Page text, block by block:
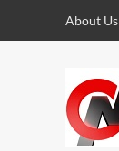
About Us